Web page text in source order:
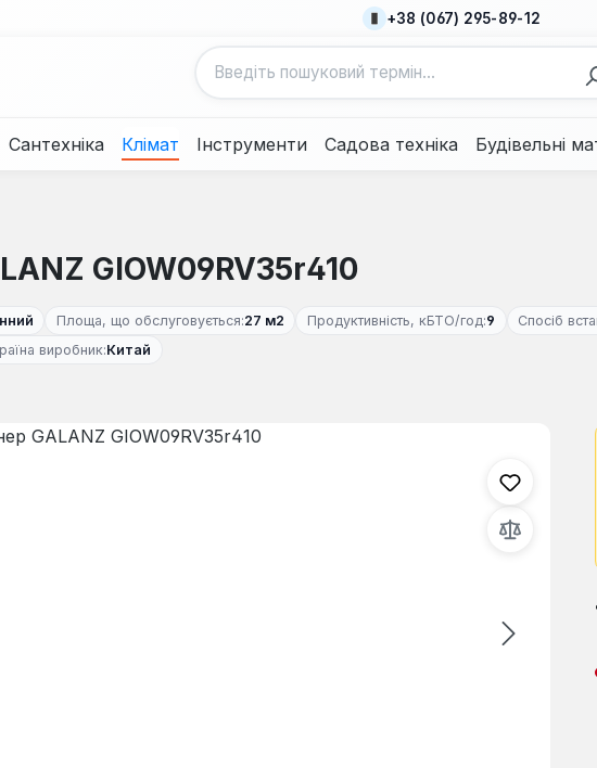
+38 (067) 295-89-12
Сантехніка Клімат Інструменти Садова техніка Будівельні
GIOW09RV35r410
Площа, що обслуговується:27 м2 Продуктивність, кБТО/год:9 Спосіб
виробник:Китай